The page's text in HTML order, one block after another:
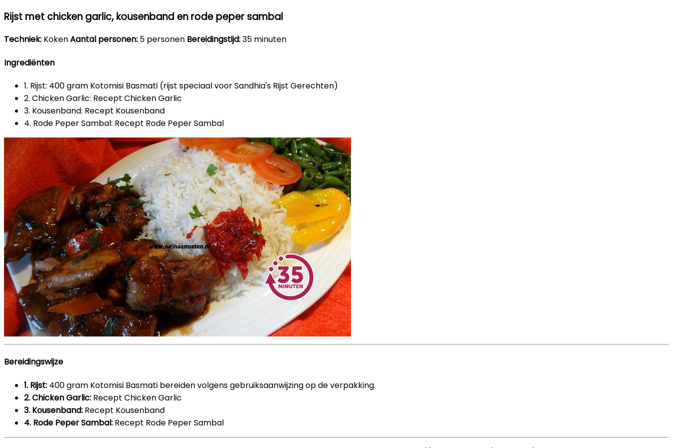
Rijst met chicken garlic, kousenband en rode peper sambal
Techniek: KokenAantal personen: 5 personen Bereidingstijd:35 minuten
Ingrediënten
1. Rijst: 400 gram Kotomisi Basmati (rijst speciaal voor Sandhia's Rijst Gerechten)
2. Chicken Garlic: Recept Chicken Garlic
3. Kousenband: Recept Kousenband
4. Rode Peper Sambal: Recept Rode Peper Sambal
Bereidingswijze
1. Rijst: 400 gram Kotomisi Basmati bereiden volgens gebruiksaanwijzing op de verpakking.
2. Chicken Garlic: Recept Chicken Garlic
3. Kousenband: Recept Kousenband
4. Rode Peper Sambal: Recept Rode Peper Sambal